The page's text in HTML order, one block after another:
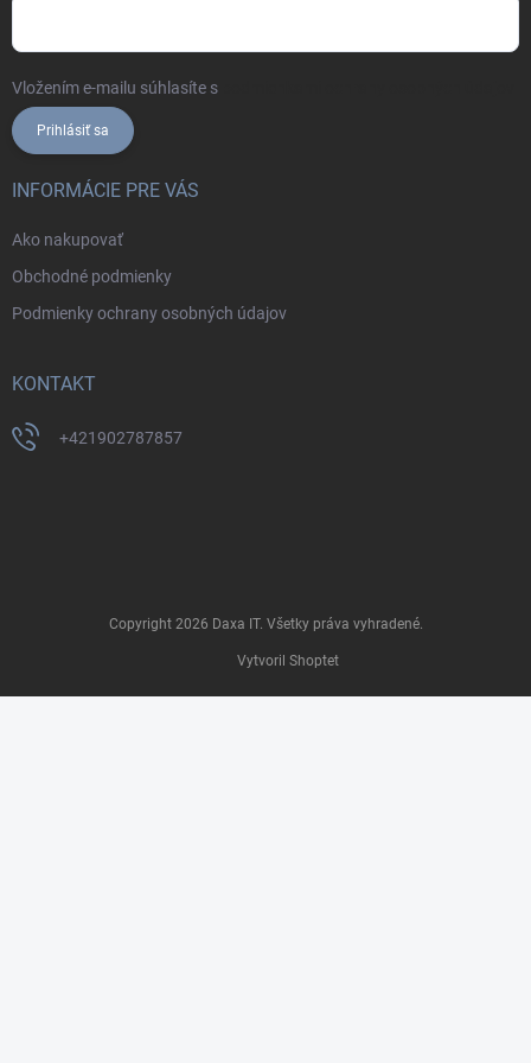
Vložením e-mailu súhlasíte s
Prihlásiť sa
INFORMÁCIE PRE VÁS
Ako nakupovať
Obchodné podmienky
Podmienky ochrany osobných údajov
KONTAKT
+421902787857
Vytvoril Shoptet
Copyright 2026 Daxa IT. Všetky práva vyhradené.